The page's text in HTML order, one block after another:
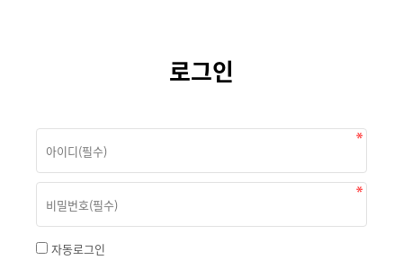
로그인
자동로그인